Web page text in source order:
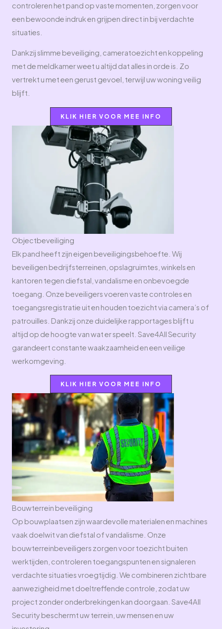
controleren het pand op vaste momenten, zorgen voor
een bewoonde indruk en grijpen direct in bij verdachte
situaties.
Dankzij slimme beveiliging, cameratoezicht en koppeling
met de meldkamer weet u altijd dat alles in orde is. Zo
vertrekt u met een gerust gevoel, terwijl uw woning veilig
blijft.
KLIK HIER VOOR MEE INFO
Objectbeveiliging
Elk pand heeft zijn eigen beveiligingsbehoefte. Wij
beveiligen bedrijfsterreinen, opslagruimtes, winkels en
kantoren tegen diefstal, vandalisme en onbevoegde
toegang. Onze beveiligers voeren vaste controles en
toegangsregistratie uit en houden toezicht via camera’s of
patrouilles. Dankzij onze duidelijke rapportages blijft u
altijd op de hoogte van wat er speelt. Save4All Security
garandeert constante waakzaamheid en een veilige
werkomgeving.
KLIK HIER VOOR MEE INFO
Bouwterrein beveiliging
Op bouwplaatsen zijn waardevolle materialen en machines
vaak doelwit van diefstal of vandalisme. Onze
bouwterreinbeveiligers zorgen voor toezicht buiten
werktijden, controleren toegangspunten en signaleren
verdachte situaties vroegtijdig. We combineren zichtbare
aanwezigheid met doeltreffende controle, zodat uw
project zonder onderbrekingen kan doorgaan. Save4All
Security beschermt uw terrein, uw mensen en uw